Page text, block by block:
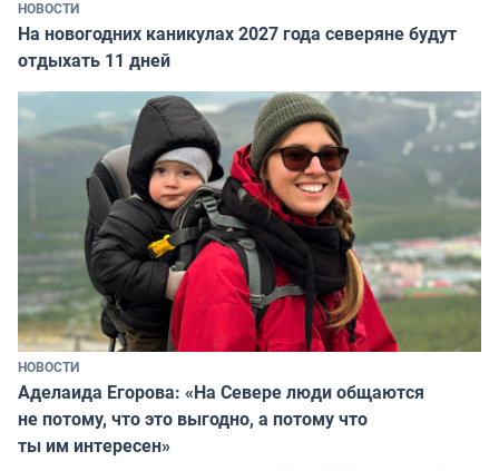
НОВОСТИ
На новогодних каникулах 2027 года северяне будут
отдыхать 11 дней
НОВОСТИ
Аделаида Егорова: «На Севере люди общаются
не потому, что это выгодно, а потому что
ты им интересен»